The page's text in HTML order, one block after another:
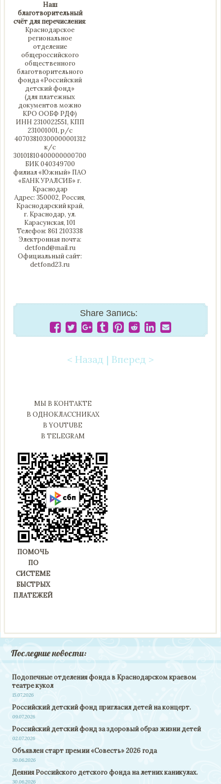
Наш
благотворительный
счёт для перечисления:
Краснодарское
региональное
отделение
общероссийского
общественного
благотворительного
фонда «Российский
детский фонд»
(для платежных
документов можно
КРО ООБФ РДФ)
ИНН 2310022551, КПП
231001001, р/с
40703810300000001312
к/с
30101810400000000700
БИК 040349700
филиал «Южный» ПАО
«БАНК УРАЛСИБ» г.
Краснодар
Адрес: 350002, Россия,
Краснодарский край,
г. Краснодар, ул.
Карасунская, 101
Телефон: 861 2103338
Электронная почта:
detfond@mail.ru
Официальный сайт:
detfond23.ru
Share Запись:
< Назад | Вперед >
МЫ В КОНТАКТЕ
В ОДНОКЛАССНИКАХ
В YOUTUBE
В TELEGRAM
ПОМОЧЬ
ПО
СИСТЕМЕ
БЫСТРЫХ
ПЛАТЕЖЕЙ
Последние новости:
Подопечные отделения фонда в Краснодарском краевом
театре кукол
15.07.2026
Российский детский фонд пригласил детей на концерт.
09.07.2026
Российский детский фонд за здоровый образ жизни детей
02.07.2026
Объявлен старт премии «Совесть» 2026 года
30.06.2026
Деяния Российского детского фонда на летних каникулах.
30.06.2026